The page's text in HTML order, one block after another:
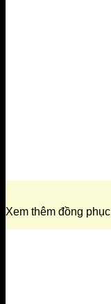
Xem thêm đồng phục